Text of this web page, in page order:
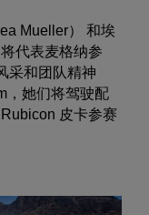
Mueller） 和埃
代表麦格纳参
采和团队精神
，她们将驾驶配
皮卡参赛